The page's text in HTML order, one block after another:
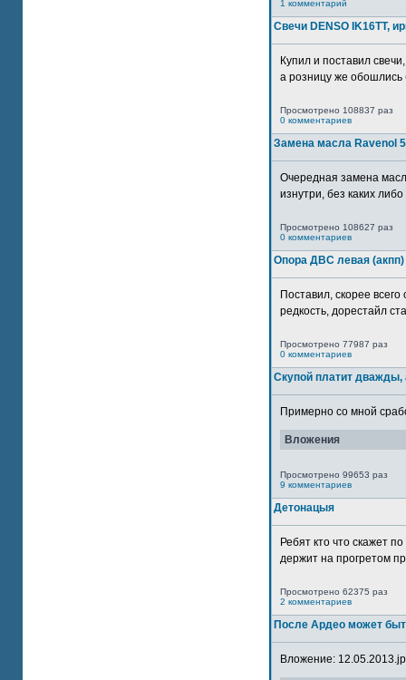
1 комментарий
Свечи DENSO IK16TT,
Купил и поставил
а розницу же обошлись
Просмотрено 108837 раз
0 комментариев
Замена масла Ravenol
Очередная замена
изнутри, без каких
Просмотрено 108627 раз
0 комментариев
Опора ДВС левая (акпп)
Поставил, скорее
редкость, дорестайл
Просмотрено 77987 раз
0 комментариев
Скупой платит
Примерно со мной
Вложения
Просмотрено 99653 раз
9 комментариев
Детонацыя
Ребят кто что скажет
держит на прогретом
Просмотрено 62375 раз
2 комментариев
После Ардео может
Вложение: